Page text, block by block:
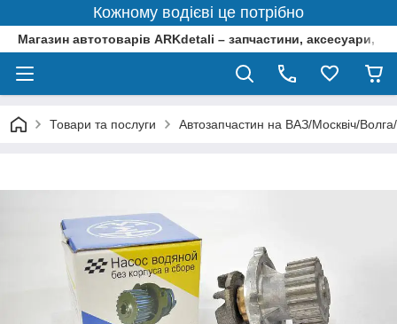
Кожному водієві це потрібно
Магазин автотоварів ARKdetali – запчастини, аксесуари,
Товари та послуги Автозапчастин на ВАЗ/Москвіч/